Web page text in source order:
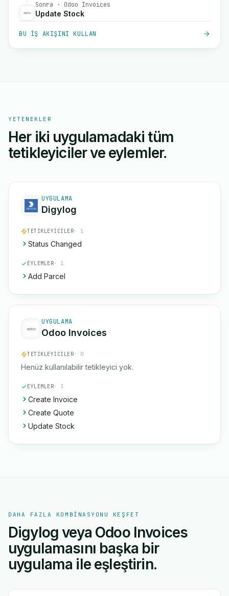
Sonra · Odoo Invoices
Update Stock
BU IŞ AKIŞINI KULLAN
YETENEKLER
Her iki uygulamadaki tüm
tetikleyiciler ve eylemler.
UYGULAMA
Digylog
TETIKLEYICILER· 1
Status Changed
EYLEMLER· 1
Add Parcel
UYGULAMA
Odoo Invoices
TETIKLEYICILER· 0
Henüz kullanılabilir tetikleyici yok.
EYLEMLER· 3
Create Invoice
Create Quote
Update Stock
DAHA FAZLA KOMBINASYONU KEŞFET
Digylog veya Odoo Invoices
uygulamasını başka bir
uygulama ile eşleştirin.